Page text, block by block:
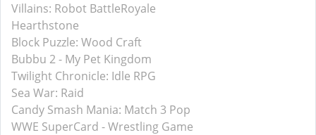
Villains: Robot BattleRoyale
Hearthstone
Block Puzzle: Wood Craft
Bubbu 2 - My Pet Kingdom
Twilight Chronicle: Idle RPG
Sea War: Raid
Candy Smash Mania: Match 3 Pop
WWE SuperCard - Wrestling Game